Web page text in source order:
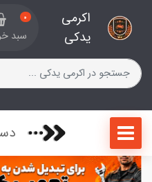
اکرمی
یدکی
0
سبد